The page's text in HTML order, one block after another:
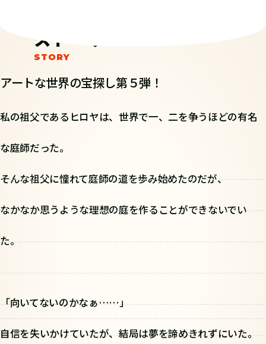
ストーリー
アートな世界の宝探し第５弾！
私の祖父であるヒロヤは、世界で一、二を争うほどの有名
な庭師だった。
そんな祖父に憧れて庭師の道を歩み始めたのだが、
なかなか思うような理想の庭を作ることができないでい
た。
「向いてないのかなぁ……」
自信を失いかけていたが、結局は夢を諦めきれずにいた。